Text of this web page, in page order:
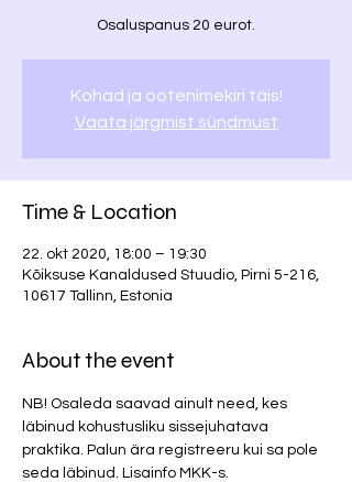
Osaluspanus 20 eurot.
Kohad ja ootenimekiri täis!
Vaata järgmist sündmust
Time & Location
22. okt 2020, 18:00 – 19:30
Kõiksuse Kanaldused Stuudio, Pirni 5-216,
10617 Tallinn, Estonia
About the event
NB! Osaleda saavad ainult need, kes
läbinud kohustusliku sissejuhatava
praktika. Palun ära registreeru kui sa pole
seda läbinud. Lisainfo MKK-s.